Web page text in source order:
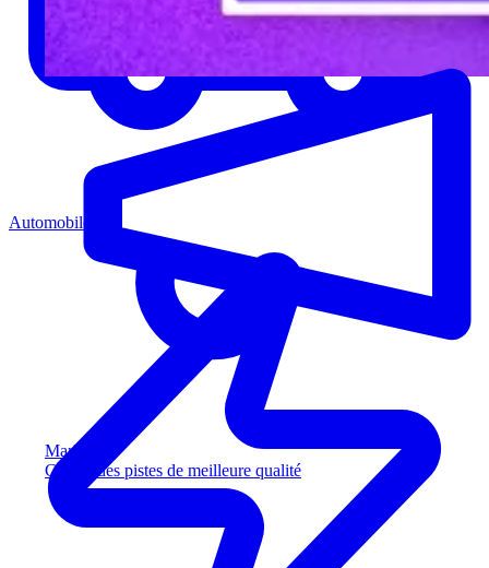
Marketing
Captez des pistes de meilleure qualité
Automobile